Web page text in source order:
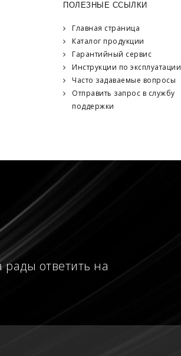
ПОЛЕЗНЫЕ ССЫЛКИ
Главная страница
Каталог продукции
Гарантийный сервис
Инструкции по эксплуатации
Часто задаваемые вопросы
Отправить запрос в службу
поддержки
ответить на